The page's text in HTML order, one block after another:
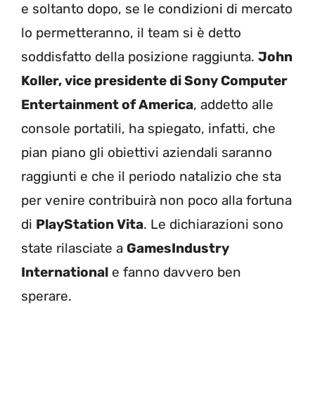
e soltanto dopo, se le condizioni di mercato
lo permetteranno, il team si è detto
soddisfatto della posizione raggiunta. John
Koller, vice presidente di Sony Computer
Entertainment of America, addetto alle
console portatili, ha spiegato, infatti, che
pian piano gli obiettivi aziendali saranno
raggiunti e che il periodo natalizio che sta
per venire contribuirà non poco alla fortuna
di PlayStation Vita. Le dichiarazioni sono
state rilasciate a GamesIndustry
International e fanno davvero ben
sperare.